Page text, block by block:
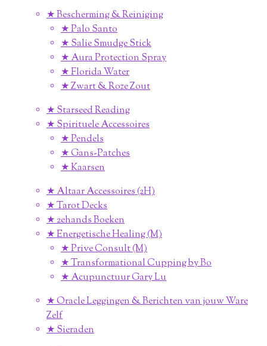
★ Bescherming & Reiniging
★ Palo Santo
★ Salie Smudge Stick
★ Aura Protection Spray
★ Florida Water
★ Zwart & Roze Zout
★ Starseed Reading
★ Spirituele Accessoires
★ Pendels
★ Gans-Patches
★ Kaarsen
★ Altaar Accessoires (2H)
★ Tarot Decks
★ 2ehands Boeken
★ Energetische Healing (M)
★ Prive Consult (M)
★ Transformational Cupping by Bo
★ Acupunctuur Gary Lu
★ Oracle Leggingen & Berichten van jouw Ware
Zelf
★ Sieraden